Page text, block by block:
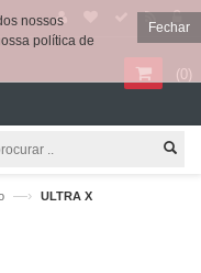
(0)
—› ULTRA X
Fechar
nossos
política de